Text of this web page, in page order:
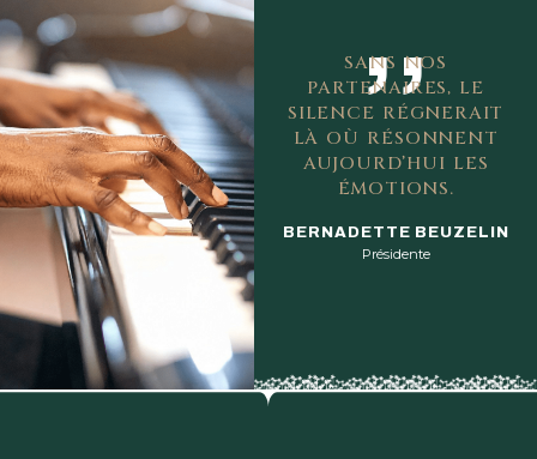
,,
SANS NOS
PARTENAIRES, LE
SILENCE RÉGNERAIT
LÀ OÙ RÉSONNENT
AUJOURD’HUI LES
ÉMOTIONS.
BERNADETTE BEUZELIN
Présidente